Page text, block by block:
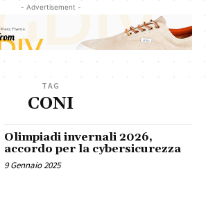
- Advertisement -
TAG
CONI
Olimpiadi invernali 2026,
accordo per la cybersicurezza
9 Gennaio 2025